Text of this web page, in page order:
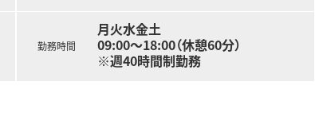
勤務時間
月火水金土
09:00～18:00（休憩60分）
※週40時間制勤務